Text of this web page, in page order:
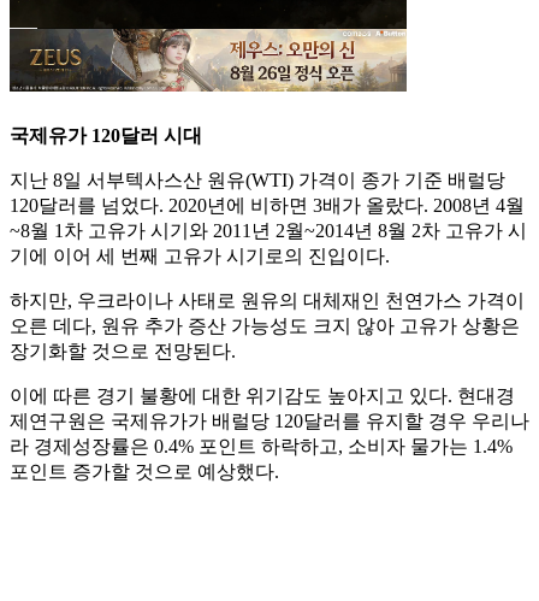
국제유가 120달러 시대
지난 8일 서부텍사스산 원유(WTI) 가격이 종가 기준 배럴당
120달러를 넘었다. 2020년에 비하면 3배가 올랐다. 2008년 4월
~8월 1차 고유가 시기와 2011년 2월~2014년 8월 2차 고유가 시
기에 이어 세 번째 고유가 시기로의 진입이다.
하지만, 우크라이나 사태로 원유의 대체재인 천연가스 가격이
오른 데다, 원유 추가 증산 가능성도 크지 않아 고유가 상황은
장기화할 것으로 전망된다.
이에 따른 경기 불황에 대한 위기감도 높아지고 있다. 현대경
제연구원은 국제유가가 배럴당 120달러를 유지할 경우 우리나
라 경제성장률은 0.4% 포인트 하락하고, 소비자 물가는 1.4%
포인트 증가할 것으로 예상했다.